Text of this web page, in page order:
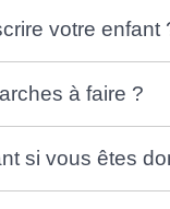
votre enfant
à faire ?
si vous êtes